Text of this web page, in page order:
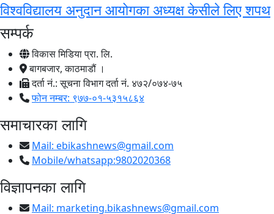
विश्वविद्यालय अनुदान आयोगका अध्यक्ष केसीले लिए शपथ
सम्पर्क
विकास मिडिया प्रा. लि.
बागबजार, काठमाडौं ।
दर्ता नं.: सूचना विभाग दर्ता नं. ४७२/०७४-७५
फोन नम्बर: ९७७-०१-५३१५८६४
समाचारका लागि
Mail: ebikashnews@gmail.com
Mobile/whatsapp:9802020368
विज्ञापनका लागि
Mail: marketing.bikashnews@gmail.com